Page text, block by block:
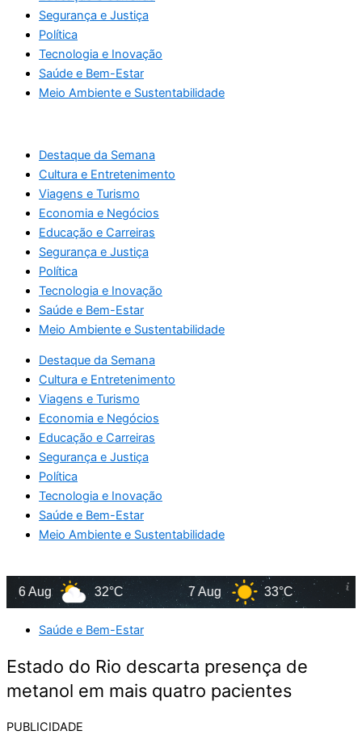
Segurança e Justiça
Política
Tecnologia e Inovação
Saúde e Bem-Estar
Meio Ambiente e Sustentabilidade
Destaque da Semana
Cultura e Entretenimento
Viagens e Turismo
Economia e Negócios
Educação e Carreiras
Segurança e Justiça
Política
Tecnologia e Inovação
Saúde e Bem-Estar
Meio Ambiente e Sustentabilidade
Destaque da Semana
Cultura e Entretenimento
Viagens e Turismo
Economia e Negócios
Educação e Carreiras
Segurança e Justiça
Política
Tecnologia e Inovação
Saúde e Bem-Estar
Meio Ambiente e Sustentabilidade
Aug 32°C 7 Aug 33°C 8
Saúde e Bem-Estar
Estado do Rio descarta presença de
metanol em mais quatro pacientes
PUBLICIDADE